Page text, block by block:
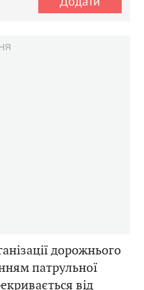
дорожнього
патрульної
від